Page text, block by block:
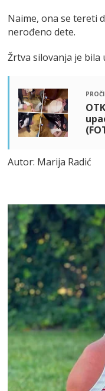
Naime, ona se tereti
nerođeno dete.
Žrtva silovanja je
Autor: Marija Radić